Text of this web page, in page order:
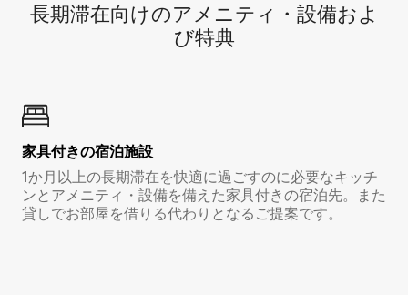
長期滞在向け⁠のア⁠メ⁠ニ⁠テ⁠ィ⁠・設⁠備⁠およ
び特⁠典
家具付き⁠の宿⁠泊⁠施⁠設
1か月以上の長期滞在を快適に過ごすのに必要なキッチ
ンとアメニティ・設備を備えた家具付きの宿泊先。また
貸しでお部屋を借りる代わりとなるご提案です。